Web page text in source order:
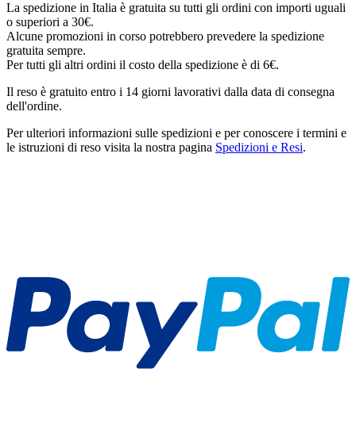
La spedizione in Italia è gratuita su tutti gli ordini con importi uguali
o superiori a 30€.
Alcune promozioni in corso potrebbero prevedere la spedizione
gratuita sempre.
Per tutti gli altri ordini il costo della spedizione è di 6€.
Il reso è gratuito entro i 14 giorni lavorativi dalla data di consegna
dell'ordine.
Per ulteriori informazioni sulle spedizioni e per conoscere i termini e
le istruzioni di reso visita la nostra pagina Spedizioni e Resi.